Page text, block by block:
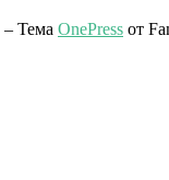
– Тема OnePress от